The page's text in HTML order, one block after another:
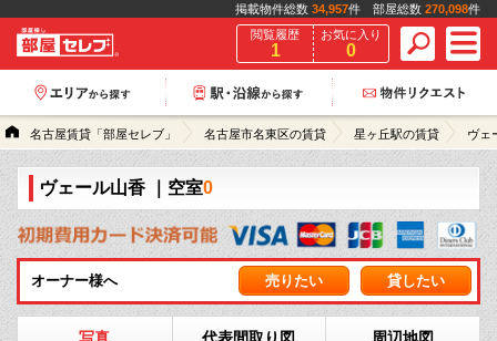
掲載物件総数 34,957件 部屋総数 270,098件
閲覧履歴
1
お気に入り
0
名古屋賃貸「部屋セレブ」 名古屋市名東区の賃貸 星ヶ丘駅の賃貸 ヴェ
ヴェール山香 ｜空室0
オーナー様へ 売りたい 貸したい